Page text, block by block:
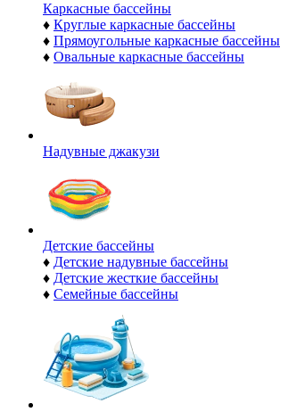
Каркасные бассейны
♦ Круглые каркасные бассейны
♦ Прямоугольные каркасные бассейны
♦ Овальные каркасные бассейны
Надувные джакузи
Детские бассейны
♦ Детские надувные бассейны
♦ Детские жесткие бассейны
♦ Семейные бассейны